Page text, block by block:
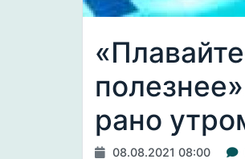
рано
08.08.2021 08:00